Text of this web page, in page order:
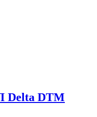
Delta DTM